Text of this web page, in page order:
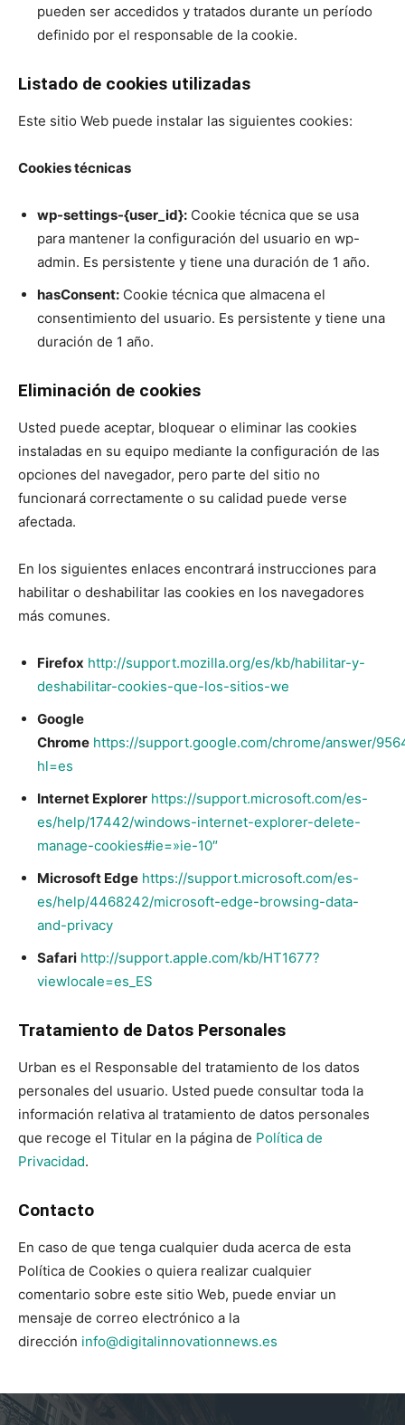
pueden ser accedidos y tratados durante un período
definido por el responsable de la cookie.
Listado de cookies utilizadas
Este sitio Web puede instalar las siguientes cookies:
Cookies técnicas
wp-settings-{user_id}: Cookie técnica que se usa
para mantener la configuración del usuario en wp-
admin. Es persistente y tiene una duración de 1 año.
hasConsent: Cookie técnica que almacena el
consentimiento del usuario. Es persistente y tiene una
duración de 1 año.
Eliminación de cookies
Usted puede aceptar, bloquear o eliminar las cookies
instaladas en su equipo mediante la configuración de las
opciones del navegador, pero parte del sitio no
funcionará correctamente o su calidad puede verse
afectada.
En los siguientes enlaces encontrará instrucciones para
habilitar o deshabilitar las cookies en los navegadores
más comunes.
Firefox http://support.mozilla.org/es/kb/habilitar-y-
deshabilitar-cookies-que-los-sitios-we
Google
Chrome https://support.google.com/chrome/answer/
hl=es
Internet Explorer https://support.microsoft.com/es-
es/help/17442/windows-internet-explorer-delete-
manage-cookies#ie=»ie-10″
Microsoft Edge https://support.microsoft.com/es-
es/help/4468242/microsoft-edge-browsing-data-
and-privacy
Safari http://support.apple.com/kb/HT1677?
viewlocale=es_ES
Tratamiento de Datos Personales
Urban es el Responsable del tratamiento de los datos
personales del usuario. Usted puede consultar toda la
información relativa al tratamiento de datos personales
que recoge el Titular en la página de Política de
Privacidad.
Contacto
En caso de que tenga cualquier duda acerca de esta
Política de Cookies o quiera realizar cualquier
comentario sobre este sitio Web, puede enviar un
mensaje de correo electrónico a la
dirección info@digitalinnovationnews.es